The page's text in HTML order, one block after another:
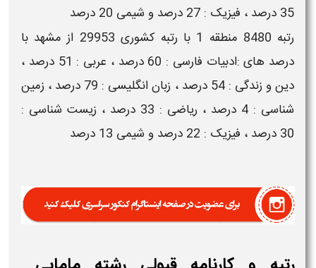
35 درصد ، فیزیک : 27 درصد و شیمی 20 درصد
رتبه 8480 منطقه 1 با رتبه کشوری 29953 از مشهد با
درصد های :ادبیات فارسی : 60 درصد ، عربی : 51 درصد ،
دین و زندگی : 54 درصد ، زبان انگلیسی : 79 درصد ، زمین
شناسی : 4 درصد ، ریاضی : 33 درصد ، زیست شناسی :
30 درصد ، فیزیک : 22 درصد و شیمی 13 درصد